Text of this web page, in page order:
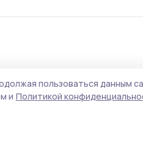
пользоваться данным
и Политикой